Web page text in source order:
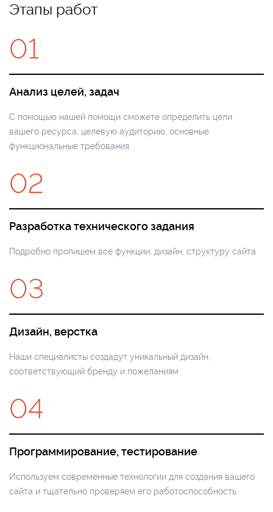
Этапы работ
01
Анализ целей, задач
С помощью нашей помощи сможете определить цели
вашего ресурса, целевую аудиторию, основные
функциональные требования
02
Разработка технического задания
Подробно пропишем все функции, дизайн, структуру сайта
03
Дизайн, верстка
Наши специалисты создадут уникальный дизайн,
соответствующий бренду и пожеланиям
04
Программирование, тестирование
Используем современные технологии для создания вашего
сайта и тщательно проверяем его работоспособность